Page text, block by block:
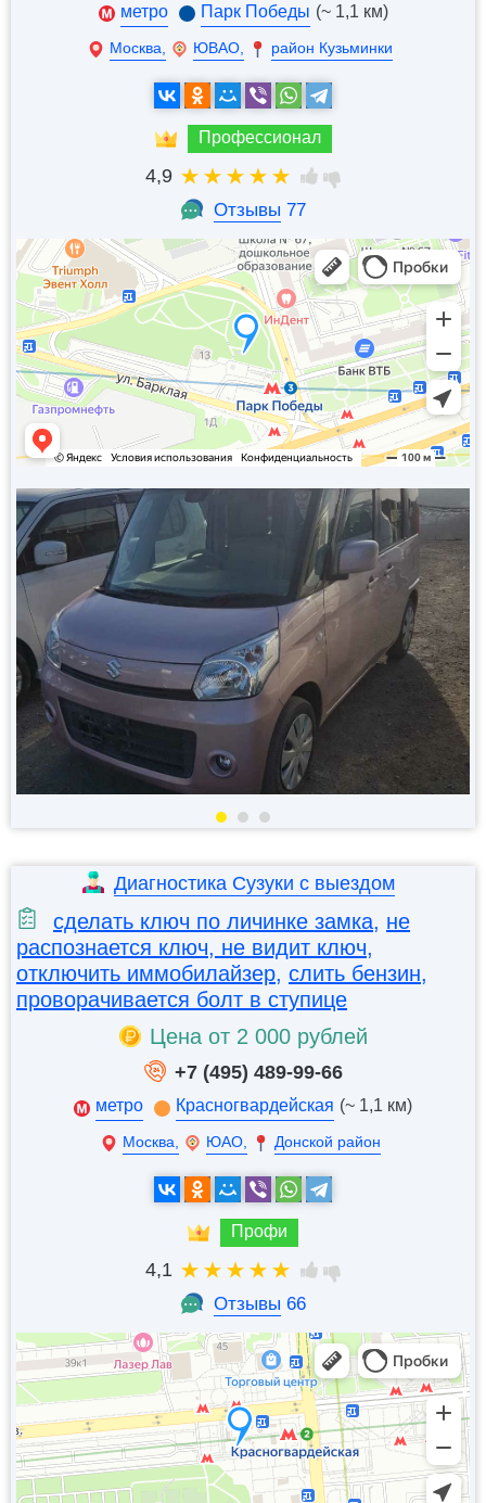
метро Парк Победы (~ 1,1 км)
Москва, ЮВАО, район Кузьминки
Профессионал
4,9
Отзывы 77
Диагностика Сузуки с выездом
сделать ключ по личинке замка, не
распознается ключ, не видит ключ,
отключить иммобилайзер, слить бензин,
проворачивается болт в ступице
Цена от 2 000 рублей
+7 (495) 489-99-66
метро Красногвардейская (~ 1,1 км)
Москва, ЮАО, Донской район
Профи
4,1
Отзывы 66